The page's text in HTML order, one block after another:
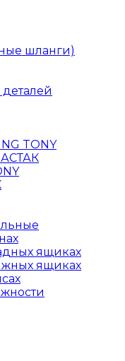
шланги)
TONY
ящиках
ящиках